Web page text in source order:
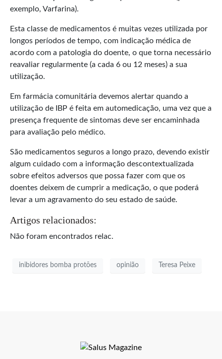
exemplo, Varfarina).
Esta classe de medicamentos é muitas vezes utilizada por
longos períodos de tempo, com indicação médica de
acordo com a patologia do doente, o que torna necessário
reavaliar regularmente (a cada 6 ou 12 meses) a sua
utilização.
Em farmácia comunitária devemos alertar quando a
utilização de IBP é feita em automedicação, uma vez que a
presença frequente de sintomas deve ser encaminhada
para avaliação pelo médico.
São medicamentos seguros a longo prazo, devendo existir
algum cuidado com a informação descontextualizada
sobre efeitos adversos que possa fazer com que os
doentes deixem de cumprir a medicação, o que poderá
levar a um agravamento do seu estado de saúde.
Artigos relacionados:
Não foram encontrados relac.
inibidores bomba protões opinião Teresa Peixe